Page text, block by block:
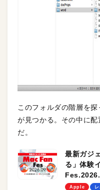
このフォルダの階層を
が見つかる。その中に
だ。
最新ガジ
る」体験
します！
Apple レ